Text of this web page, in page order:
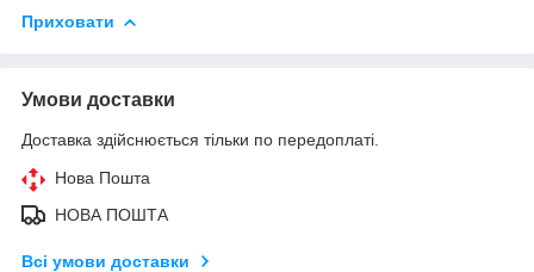
Приховати
Умови доставки
Доставка здійснюється тільки по передоплаті.
Нова Пошта
НОВА ПОШТА
Всі умови доставки